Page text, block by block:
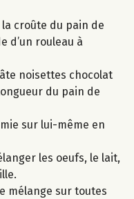
croûte du pain de
d’un rouleau à
noisettes chocolat
du pain de
sur lui-même en
les oeufs, le lait,
mélange sur toutes